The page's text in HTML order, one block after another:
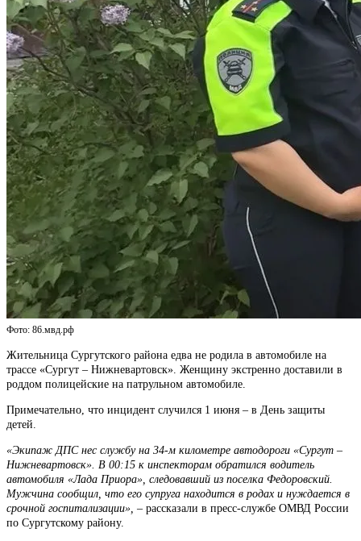
Фото: 86.мвд.рф
Жительница Сургутского района едва не родила в автомобиле на
трассе «Сургут – Нижневартовск». Женщину экстренно доставили в
роддом полицейские на патрульном автомобиле.
Примечательно, что инцидент случился 1 июня – в День защиты
детей.
«Экипаж ДПС нес службу на 34-м километре автодороги «Сургут –
Нижневартовск». В 00:15 к инспекторам обратился водитель
автомобиля «Лада Приора», следовавший из поселка Федоровский.
Мужчина сообщил, что его супруга находится в родах и нуждается в
срочной госпитализации», – рассказали в пресс-службе ОМВД России
по Сургутскому району.